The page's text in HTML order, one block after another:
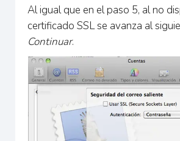
Al igual que en el paso 5, al no
certificado SSL se avanza al
Continuar.